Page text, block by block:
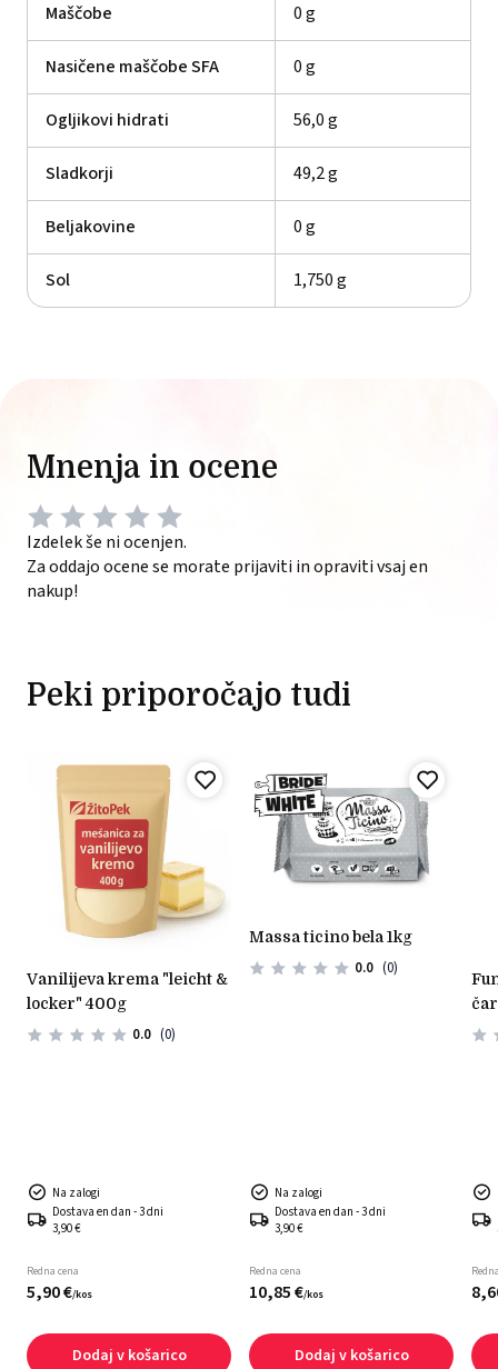
Maščobe 0 g
Nasičene maščobe SFA 0 g
Ogljikovi hidrati 56,0 g
Sladkorji 49,2 g
Beljakovine 0 g
Sol 1,750 g
Mnenja in ocene
Izdelek še ni ocenjen.
Za oddajo ocene se morate prijaviti in opraviti vsaj en
nakup!
Peki priporočajo tudi
vanilijeva krema "leicht &
locker" 400g
0.0 (0)
Na zalogi
Dostava en dan - 3 dni
3,90 €
Redna cena
5,90€/kos
Dodaj v košarico
massa ticino bela 1kg
0.0 (0)
Na zalogi
Dostava en dan - 3 dni
3,90 €
Redna cena
10,85€/kos
Dodaj v košarico
funcakes mešanica za
–
8,